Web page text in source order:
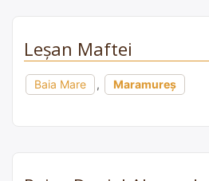
Leșan Maftei
Baia Mare , Maramureș